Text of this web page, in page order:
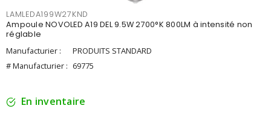
LAMLEDA199W27KND
Ampoule NOVOLED A19 DEL 9.5W 2700°K 800LM à intensité non
réglable
Manufacturier :
PRODUITS STANDARD
# Manufacturier : 69775
En inventaire